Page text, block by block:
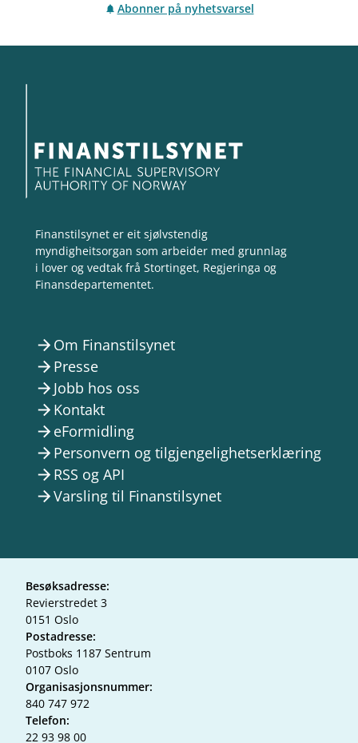
Abonner på nyhetsvarsel
Finanstilsynet er eit sjølvstendig
myndigheitsorgan som arbeider med grunnlag
i lover og vedtak frå Stortinget, Regjeringa og
Finansdepartementet.
arrow_forward Om Finanstilsynet
arrow_forward Presse
arrow_forward Jobb hos oss
arrow_forward Kontakt
arrow_forward eFormidling
arrow_forward Personvern og tilgjengelighetserklæring
arrow_forward RSS og API
arrow_forwardVarsling til Finanstilsynet
Besøksadresse:
Revierstredet 3
0151 Oslo
Postadresse:
Postboks 1187 Sentrum
0107 Oslo
Organisasjonsnummer:
840 747 972
Telefon:
22 93 98 00